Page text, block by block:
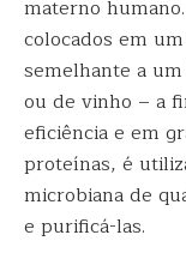
materno
colocados em
semelhante a
ou de vinho – a
eficiência e em
proteínas, é
microbiana de
e purificá-las.